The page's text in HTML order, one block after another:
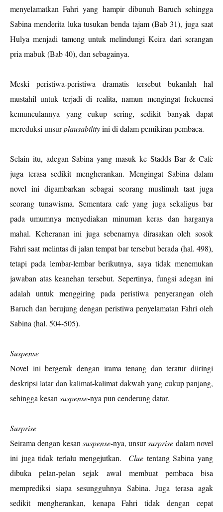
menyelamatkan Fahri yang hampir dibunuh Baruch sehingga
Sabina menderita luka tusukan benda tajam (Bab 31), juga saat
Hulya menjadi tameng untuk melindungi Keira dari serangan
pria mabuk (Bab 40), dan sebagainya.
Meski peristiwa-peristiwa dramatis tersebut bukanlah hal
mustahil untuk terjadi di realita, namun mengingat frekuensi
kemunculannya yang cukup sering, sedikit banyak dapat
mereduksi unsurplausabilityini di dalam pemikiran pembaca.
Selain itu, adegan Sabina yang masuk ke Stadds Bar & Cafe
juga terasa sedikit mengherankan. Mengingat Sabina dalam
novel ini digambarkan sebagai seorang muslimah taat juga
seorang tunawisma. Sementara cafe yang juga sekaligus bar
pada umumnya menyediakan minuman keras dan harganya
mahal. Keheranan ini juga sebenarnya dirasakan oleh sosok
Fahri saat melintas di jalan tempat bar tersebut berada (hal. 498),
tetapi pada lembar-lembar berikutnya, saya tidak menemukan
jawaban atas keanehan tersebut. Sepertinya, fungsi adegan ini
adalah untuk menggiring pada peristiwa penyerangan oleh
Baruch dan berujung dengan peristiwa penyelamatan Fahri oleh
Sabina (hal. 504-505).
Suspense
Novel ini bergerak dengan irama tenang dan teratur diiringi
deskripsi latar dan kalimat-kalimat dakwah yang cukup panjang,
sehingga kesansuspense-nya pun cenderung datar.
Surprise
Seirama dengan kesansuspense-nya, unsursurprise dalam novel
ini juga tidak terlalu mengejutkan.
Clue tentang Sabina yang
dibuka pelan-pelan sejak awal membuat pembaca bisa
memprediksi siapa sesungguhnya Sabina. Juga terasa agak
sedikit mengherankan, kenapa Fahri tidak dengan cepat